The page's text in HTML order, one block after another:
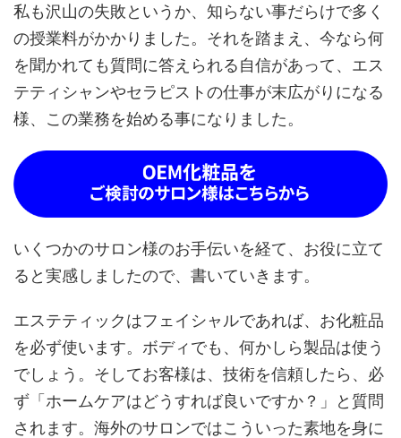
私も沢山の失敗というか、知らない事だらけで多く
の授業料がかかりました。それを踏まえ、今なら何
を聞かれても質問に答えられる自信があって、エス
テティシャンやセラピストの仕事が末広がりになる
様、この業務を始める事になりました。
いくつかのサロン様のお手伝いを経て、お役に立て
ると実感しましたので、書いていきます。
エステティックはフェイシャルであれば、お化粧品
を必ず使います。ボディでも、何かしら製品は使う
でしょう。そしてお客様は、技術を信頼したら、必
ず「ホームケアはどうすれば良いですか？」と質問
されます。海外のサロンではこういった素地を身に